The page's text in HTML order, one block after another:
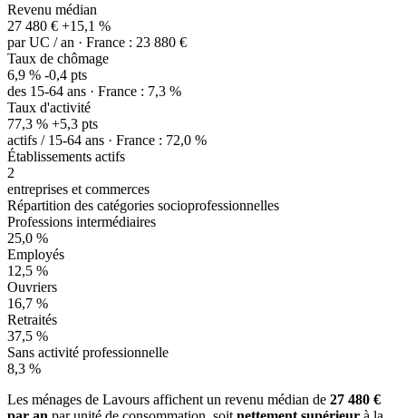
Revenu médian
27 480 € +15,1 %
par UC / an · France : 23 880 €
Taux de chômage
6,9 % -0,4 pts
des 15-64 ans · France : 7,3 %
Taux d'activité
77,3 % +5,3 pts
actifs / 15-64 ans · France : 72,0 %
Établissements actifs
2
entreprises et commerces
Répartition des catégories socioprofessionnelles
Professions intermédiaires
25,0 %
Employés
12,5 %
Ouvriers
16,7 %
Retraités
37,5 %
Sans activité professionnelle
8,3 %
Les ménages de Lavours affichent un revenu médian de 27 480 €